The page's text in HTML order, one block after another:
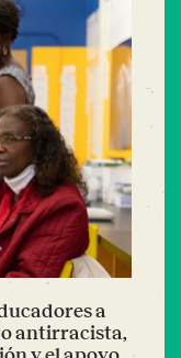
a
antirracista,